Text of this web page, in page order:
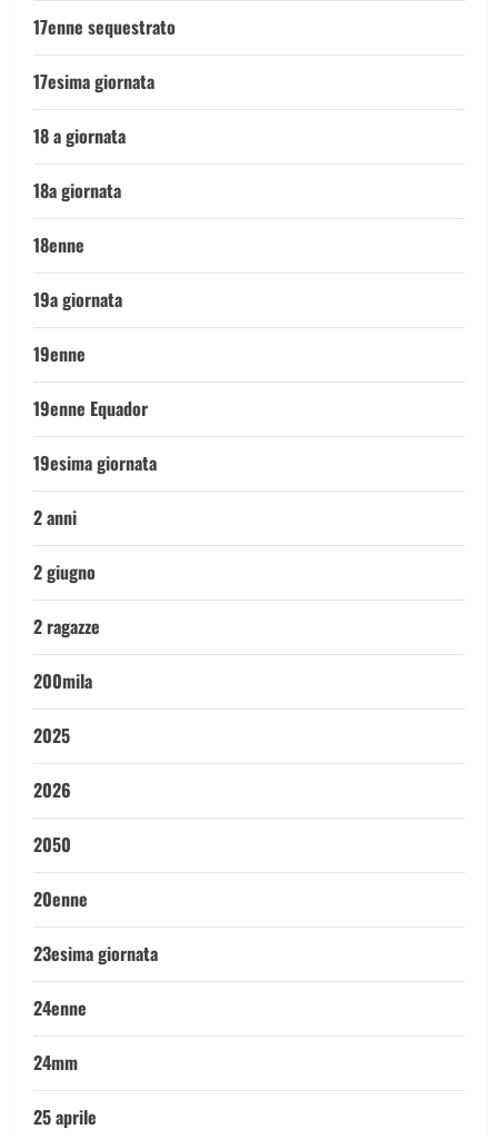
17enne sequestrato
17esima giornata
18 a giornata
18a giornata
18enne
19a giornata
19enne
19enne Equador
19esima giornata
2 anni
2 giugno
2 ragazze
200mila
2025
2026
2050
20enne
23esima giornata
24enne
24mm
25 aprile